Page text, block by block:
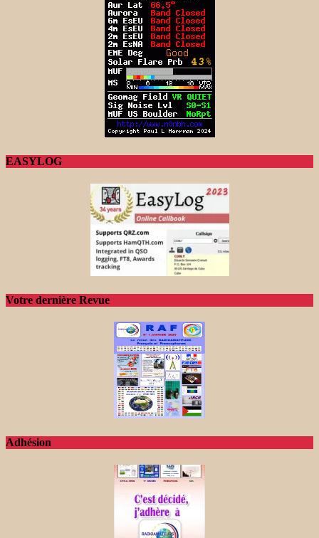
EASYLOG
Votre dernière Revue
Adhésion